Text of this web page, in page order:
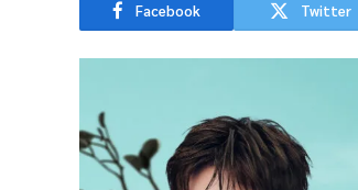
Facebook Twitter